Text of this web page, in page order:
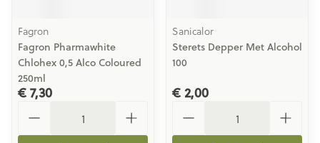
Fagron
Fagron Pharmawhite
Chlohex 0,5 Alco Coloured
250ml
€ 7,30
Sanicalor
Sterets Depper Met Alcohol
100
€ 2,00